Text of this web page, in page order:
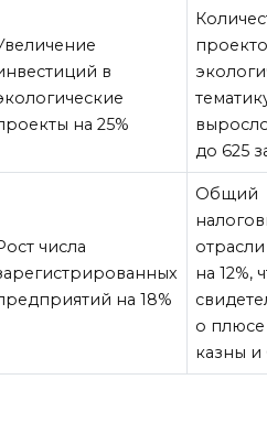
в
на 25%
до 625
числа
на 18%
Общий
на 12%,
о плюсе
казны и